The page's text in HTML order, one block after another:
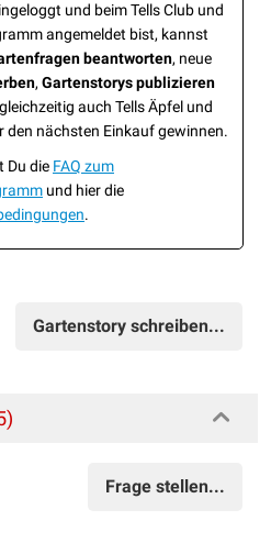
und beim Tells Club und
angemeldet bist, kannst
beantworten, neue
, Gartenstorys publizieren
auch Tells Äpfel und
den nächsten Einkauf gewinnen.
Du die FAQ zum
und hier die
.
Gartenstory schreiben...
Frage stellen...